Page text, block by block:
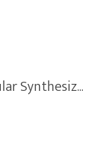
Synthesiz...